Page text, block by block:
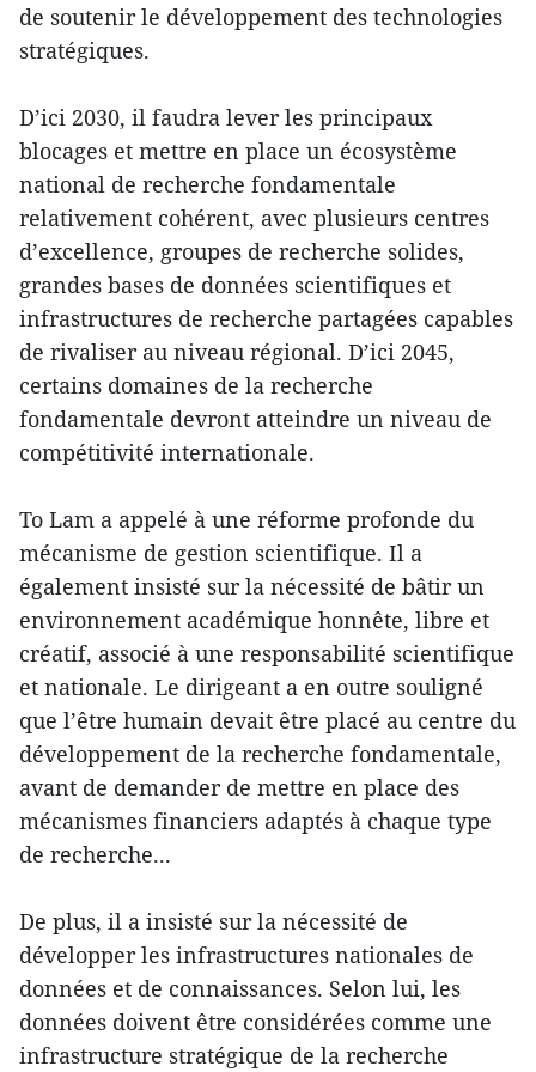
de soutenir le développement des technologies
stratégiques.
D’ici 2030, il faudra lever les principaux
blocages et mettre en place un écosystème
national de recherche fondamentale
relativement cohérent, avec plusieurs centres
d’excellence, groupes de recherche solides,
grandes bases de données scientifiques et
infrastructures de recherche partagées capables
de rivaliser au niveau régional. D’ici 2045,
certains domaines de la recherche
fondamentale devront atteindre un niveau de
compétitivité internationale.
To Lam a appelé à une réforme profonde du
mécanisme de gestion scientifique. Il a
également insisté sur la nécessité de bâtir un
environnement académique honnête, libre et
créatif, associé à une responsabilité scientifique
et nationale. Le dirigeant a en outre souligné
que l’être humain devait être placé au centre du
développement de la recherche fondamentale,
avant de demander de mettre en place des
mécanismes financiers adaptés à chaque type
de recherche...
De plus, il a insisté sur la nécessité de
développer les infrastructures nationales de
données et de connaissances. Selon lui, les
données doivent être considérées comme une
infrastructure stratégique de la recherche